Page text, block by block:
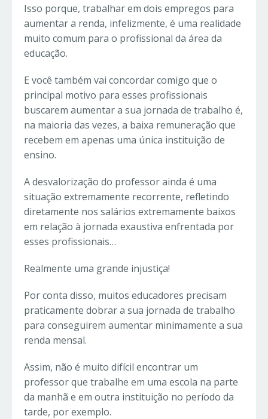
Isso porque, trabalhar em dois empregos para
aumentar a renda, infelizmente, é uma realidade
muito comum para o profissional da área da
educação.
E você também vai concordar comigo que o
principal motivo para esses profissionais
buscarem aumentar a sua jornada de trabalho é,
na maioria das vezes, a baixa remuneração que
recebem em apenas uma única instituição de
ensino.
A desvalorização do professor ainda é uma
situação extremamente recorrente, refletindo
diretamente nos salários extremamente baixos
em relação à jornada exaustiva enfrentada por
esses profissionais…
Realmente uma grande injustiça!
Por conta disso, muitos educadores precisam
praticamente dobrar a sua jornada de trabalho
para conseguirem aumentar minimamente a sua
renda mensal.
Assim, não é muito difícil encontrar um
professor que trabalhe em uma escola na parte
da manhã e em outra instituição no período da
tarde, por exemplo.